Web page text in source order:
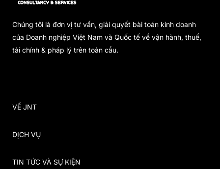
Chúng tôi là đơn vị tư vấn, giải quyết bài toán kinh doanh
của Doanh nghiệp Việt Nam và Quốc tế về vận hành, thuế,
tài chính & pháp lý trên toàn cầu.
VỀ JNT
DỊCH VỤ
TIN TỨC VÀ SỰ KIỆN